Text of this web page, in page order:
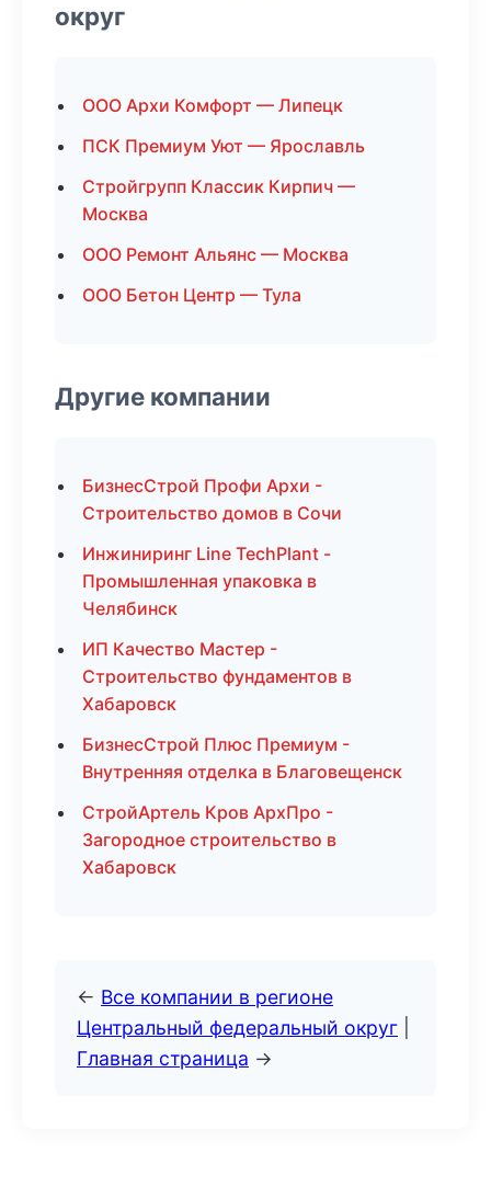
округ
ООО Архи Комфорт — Липецк
ПСК Премиум Уют — Ярославль
Стройгрупп Классик Кирпич —
Москва
ООО Ремонт Альянс — Москва
ООО Бетон Центр — Тула
Другие компании
БизнесСтрой Профи Архи -
Строительство домов в Сочи
Инжиниринг Line TechPlant -
Промышленная упаковка в
Челябинск
ИП Качество Мастер -
Строительство фундаментов в
Хабаровск
БизнесСтрой Плюс Премиум -
Внутренняя отделка в Благовещенск
СтройАртель Кров АрхПро -
Загородное строительство в
Хабаровск
← Все компании в регионе
Центральный федеральный округ
Главная страница →